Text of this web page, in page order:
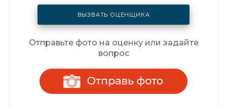
ВЫЗВАТЬ ОЦЕНЩИКА
Отправьте фото на оценку или задайте
вопрос